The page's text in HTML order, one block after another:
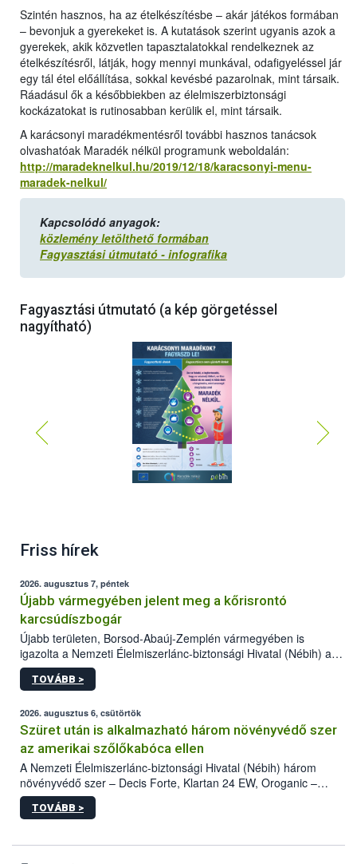
Szintén hasznos, ha az ételkészítésbe – akár játékos formában
– bevonjuk a gyerekeket is. A kutatások szerint ugyanis azok a
gyerekek, akik közvetlen tapasztalatokkal rendelkeznek az
ételkészítésről, látják, hogy mennyi munkával, odafigyeléssel jár
egy tál étel előállítása, sokkal kevésbé pazarolnak, mint társaik.
Ráadásul ők a későbbiekben az élelmiszerbiztonsági
kockázatokat is rutinosabban kerülik el, mint társaik.
A karácsonyi maradékmentésről további hasznos tanácsok
olvashatóak Maradék nélkül programunk weboldalán:
http://maradeknelkul.hu/2019/12/18/karacsonyi-menu-
maradek-nelkul/
Kapcsolódó anyagok:
közlemény letölthető formában
Fagyasztási útmutató - infografika
Fagyasztási útmutató (a kép görgetéssel
nagyítható)
Friss hírek
2026. augusztus 7, péntek
Újabb vármegyében jelent meg a kőrisrontó
karcsúdíszbogár
Újabb területen, Borsod-Abaúj-Zemplén vármegyében is
igazolta a Nemzeti Élelmiszerlánc-biztonsági Hivatal (Nébih) a
kőrisrontó karcsúdíszbogár (Agrilus planipennis) jelenlétét. A
kártevőt nem csak színcsapdában találták meg, de már fertőzött
az intenzív felderítést, emellett az intézkedéseket a szlovák
hatósággal is összehangolják a terjedés megállítása érdekében.
TOVÁBB >
2026. augusztus 6, csütörtök
Szüret után is alkalmazható három növényvédő szer
az amerikai szőlőkabóca ellen
A Nemzeti Élelmiszerlánc-biztonsági Hivatal (Nébih) három
növényvédő szer – Decis Forte, Klartan 24 EW, Oroganic –
engedélyokiratát módosította, így azok a szüretet követően,
egészen a vesszőérettség (BBCH 91) stádiumáig
érésű szőlőkben is legyen lehetőség a károsító elleni további
TOVÁBB >